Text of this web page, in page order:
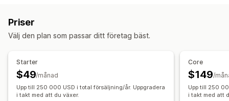
Segmentering
Kohortanalys
AI-insikter
Kassaanalys
Inköpsspårning
UTM-spårning Övergivna varukorgar Pixelspårning
Priser
Välj den plan som passar ditt företag bäst.
Starter
$49/månad
Upp till 250 000 USD i total försäljning/år. Uppgradera
i takt med att du växer.
Core
$149/
Upp till 250
i takt med att